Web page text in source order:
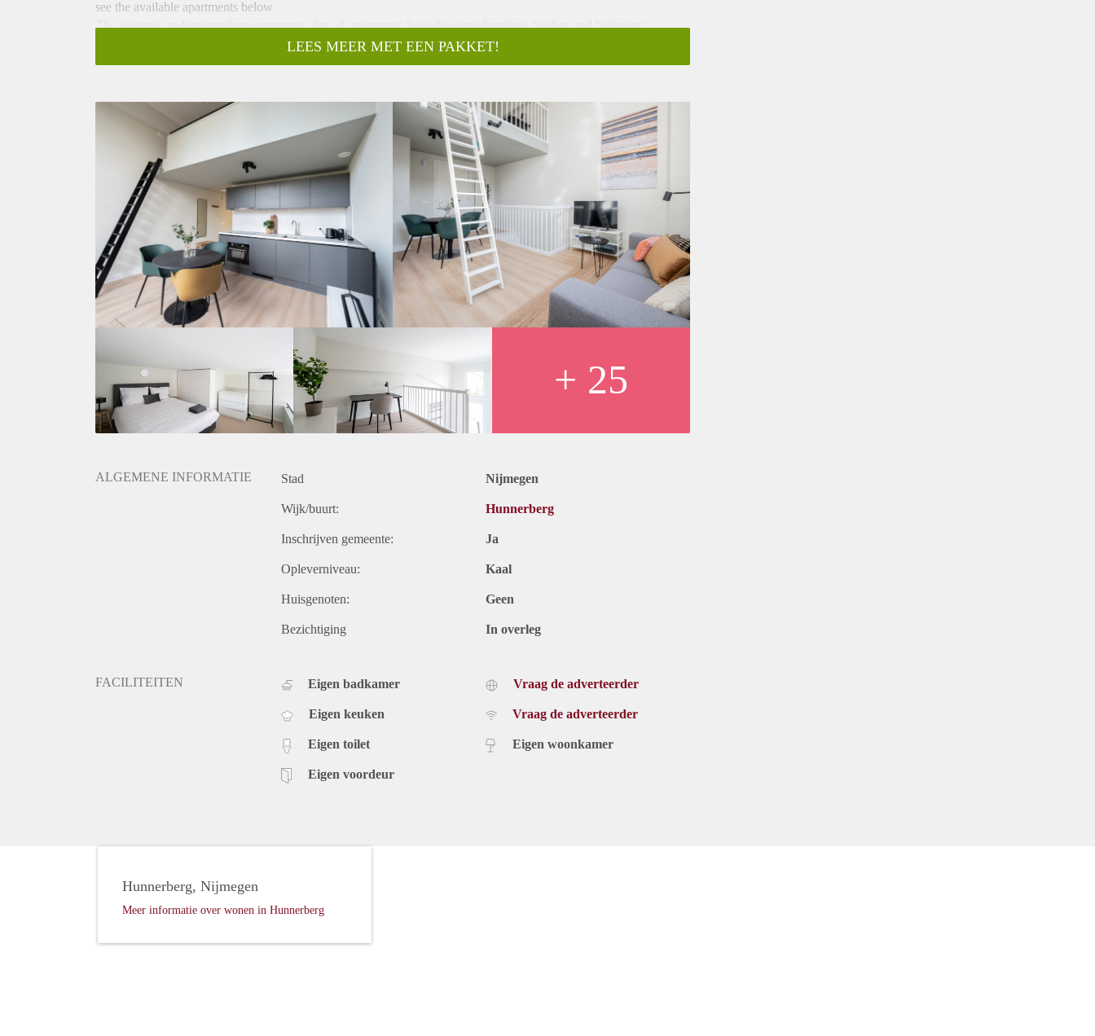
see the available apartments below
The pictures are from random apartments, but all apartments have the same furniture, kitchen and bathroom.
available at this moment: ASK US FOR THE FLOOR PLANS AND DETAILS
Berg en Dalseweg 79A9 from 1-3-26/ basic rent: € 1752
Berg en Dalseweg 79A12 from 1-3-26/ basic rent: € 2021
Berg en Dalseweg 79A18 from 1-3-26/ basic rent: € 1630
Berg en Dalseweg 79A20 from 1-3-26/ basic rent: € 1746
Berg en Dalseweg 79A44 from 1-3-26 / basic rent: € 1821
Berg en Dalseweg 79A97 from 1-3-26/ basic rent: € 2034
All Canisius apartments are furnished one-bedroom apartments meaning all basic furniture is included.
Your kitchen has a dishwasher, induction plate, fridge, and combi oven.
Luxury bathroom. There is a shared washing room with washers and dryers.
The monumental Canisius College at Berg en Dalseweg is redeveloped in to 120 apartments in 2023. From 1900 to
1970, this beautiful building housed a Catholic boarding school for boys.
Canisiushof is located in the heart of Hunnerberg, a charming and characteristic neighborhood in Nijmegen Oost.
The city center of Nijmegen can be reached in just 5 minutes by bike.
LEES MEER MET EEN PAKKET!
+ 25
ALGEMENE INFORMATIE Stad Nijmegen
Wijk/buurt: Hunnerberg
Inschrijven gemeente: Ja
Opleverniveau: Kaal
Huisgenoten: Geen
Bezichtiging In overleg
FACILITEITEN Eigen badkamer
Eigen keuken
Eigen toilet
Eigen voordeur
Vraag de adverteerder
Vraag de adverteerder
Eigen woonkamer
Hunnerberg, Nijmegen
Meer informatie over wonen in Hunnerberg